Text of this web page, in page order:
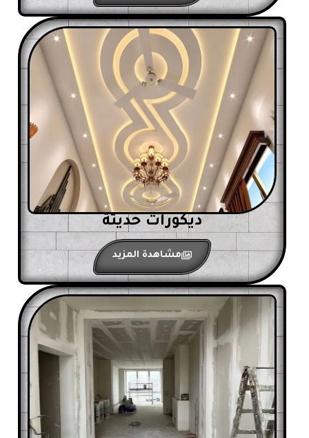
ديكورات حديثة
مشاهدة المزيد